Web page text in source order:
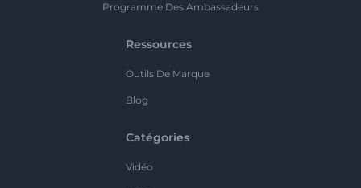
Programme Des Ambassadeurs
Ressources
Outils De Marque
Blog
Catégories
Vidéo